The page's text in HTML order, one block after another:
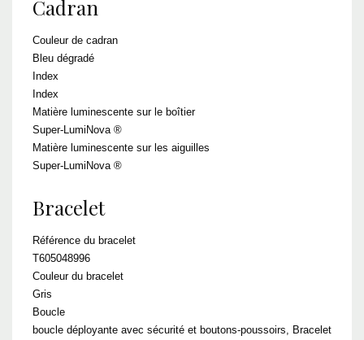
Cadran
Couleur de cadran
Bleu dégradé
Index
Index
Matière luminescente sur le boîtier
Super-LumiNova ®
Matière luminescente sur les aiguilles
Super-LumiNova ®
Bracelet
Référence du bracelet
T605048996
Couleur du bracelet
Gris
Boucle
boucle déployante avec sécurité et boutons-poussoirs, Bracelet